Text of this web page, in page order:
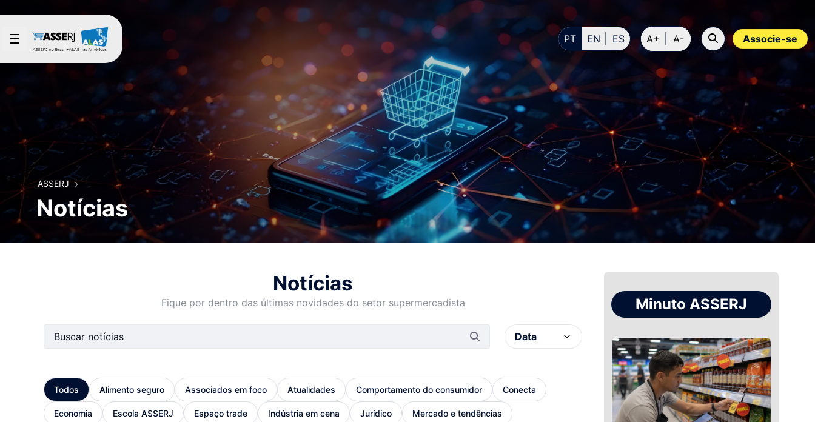
Pular para o Conteúdo principal
Associe-se
PT EN ES A+ A-
ASSERJ
Notícias
Notícias
Fique por dentro das últimas novidades do setor supermercadista
Barra de busca
Todos Alimento seguro Associados em foco Atualidades Comportamento do consumidor Conecta
Economia Escola ASSERJ Espaço trade Indústria em cena Jurídico Mercado e tendências
Minuto ASSERJ